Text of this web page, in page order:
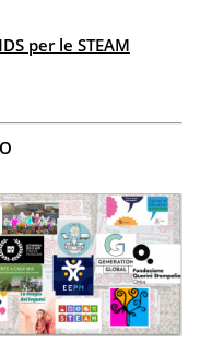
per le STEAM